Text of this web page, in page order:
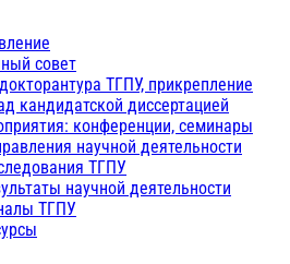
совет
ТГПУ, прикрепление
кандидатской диссертацией
конференции, семинары
научной деятельности
ТГПУ
научной деятельности
ТГПУ